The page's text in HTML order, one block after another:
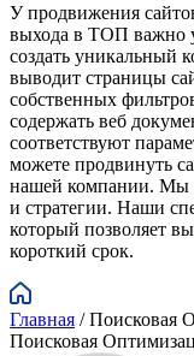
У продвижения
выхода в ТОП важно
создать уникальный
выводит страницы
собственных
содержать веб
соответствуют
можете продвинуть
нашей компании. Мы
и стратегии. Наши
который позволяет
короткий срок.
Главная / Поисковая
Поисковая